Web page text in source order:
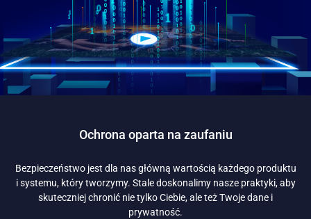
Ochrona oparta na zaufaniu
Bezpieczeństwo jest dla nas główną wartością każdego produktu
i systemu, który tworzymy. Stale doskonalimy nasze praktyki, aby
skuteczniej chronić nie tylko Ciebie, ale też Twoje dane i
prywatność.